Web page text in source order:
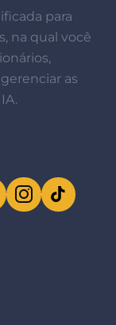
para
na qual você
as